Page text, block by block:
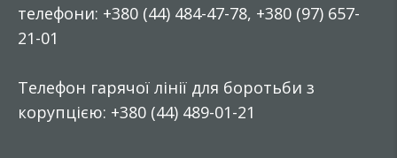
телефони: +380 (44) 484-47-78, +380 (97) 657-
21-01
Телефон гарячої лінії для боротьби з
корупцією: +380 (44) 489-01-21